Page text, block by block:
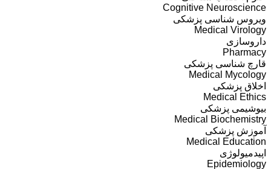
Cognitive Neuroscience
ویروس شناسی پزشکی
Medical Virology
داروسازی
Pharmacy
قارچ شناسی پزشکی
Medical Mycology
اخلاق پزشکی
Medical Ethics
بیوشیمی پزشکی
Medical Biochemistry
آموزش پزشکی
Medical Education
اپیدمیولوژی
Epidemiology